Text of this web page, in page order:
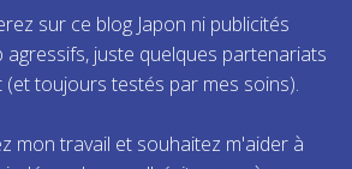
sur ce blog Japon ni publicités
agressifs, juste quelques partenariats
(et toujours testés par mes soins).
mon travail et souhaitez m'aider à